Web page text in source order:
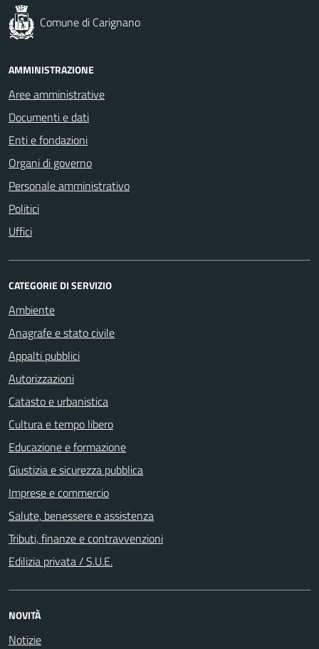
Comune di Carignano
AMMINISTRAZIONE
Aree amministrative
Documenti e dati
Enti e fondazioni
Organi di governo
Personale amministrativo
Politici
Uffici
CATEGORIE DI SERVIZIO
Ambiente
Anagrafe e stato civile
Appalti pubblici
Autorizzazioni
Catasto e urbanistica
Cultura e tempo libero
Educazione e formazione
Giustizia e sicurezza pubblica
Imprese e commercio
Salute, benessere e assistenza
Tributi, finanze e contravvenzioni
Edilizia privata / S.U.E.
NOVITÀ
Notizie